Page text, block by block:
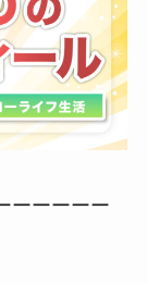
ーーーーー